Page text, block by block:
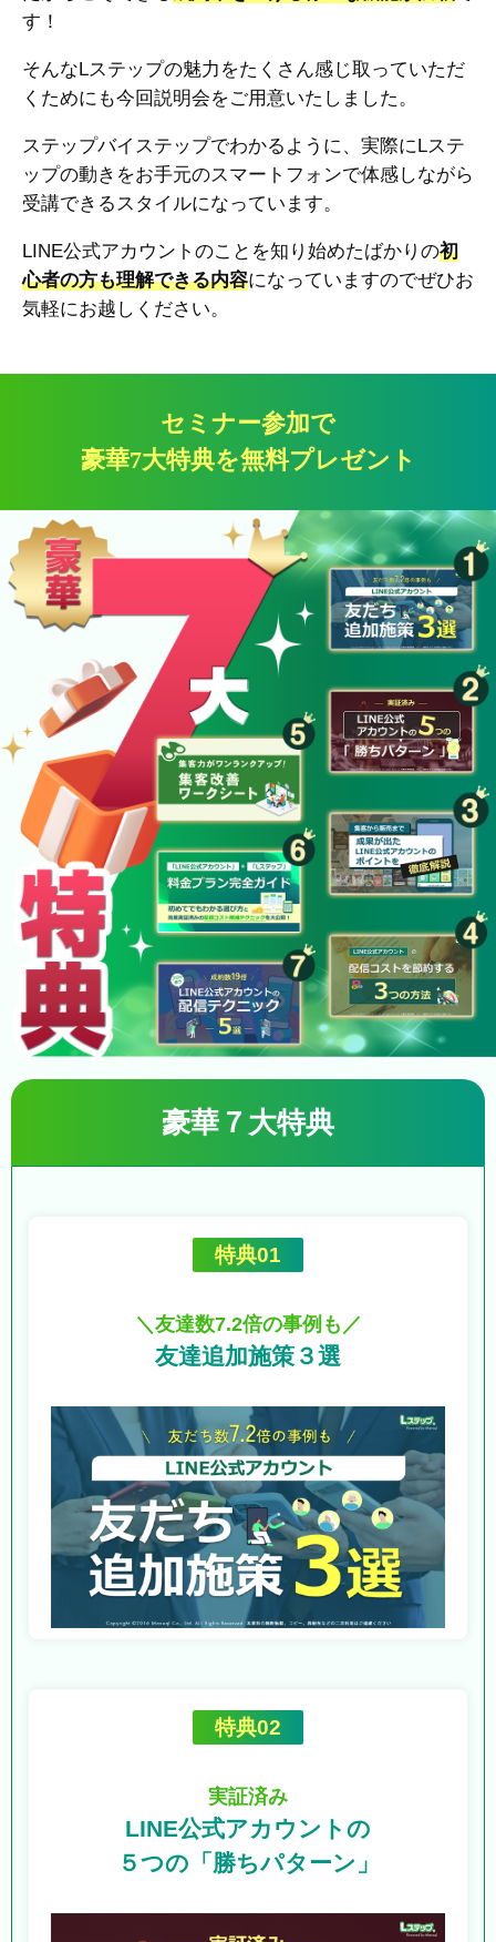
す！
そんなLステップの魅力をたくさん感じ取っていただ
くためにも今回説明会をご用意いたしました。
ステップバイステップでわかるように、実際にLステ
ップの動きをお手元のスマートフォンで体感しながら
受講できるスタイルになっています。
LINE公式アカウントのことを知り始めたばかりの初
心者の方も理解できる内容になっていますのでぜひお
気軽にお越しください。
セミナー参加で
豪華7大特典を無料プレゼント
豪華７大特典
特典01
＼友達数7.2倍の事例も／
友達追加施策３選
特典02
実証済み
LINE公式アカウントの
５つの「勝ちパターン」